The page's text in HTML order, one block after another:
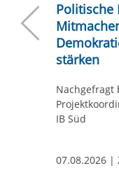
Politische
stärken
Nachgefragt
IB Süd
07.08.2026